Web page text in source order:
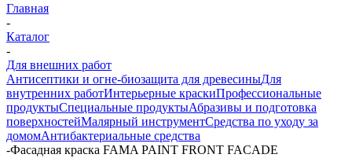
Главная
-
Каталог
-
Для внешних работ
Антисептики и огне-биозащита для древесиныДля
внутренних работИнтерьерные краскиПрофессиональные
продуктыСпециальные продуктыАбразивы и подготовка
поверхностейМалярный инструментСредства по уходу за
домомАнтибактериальные средства
-Фасадная краска FAMA PAINT FRONT FACADE